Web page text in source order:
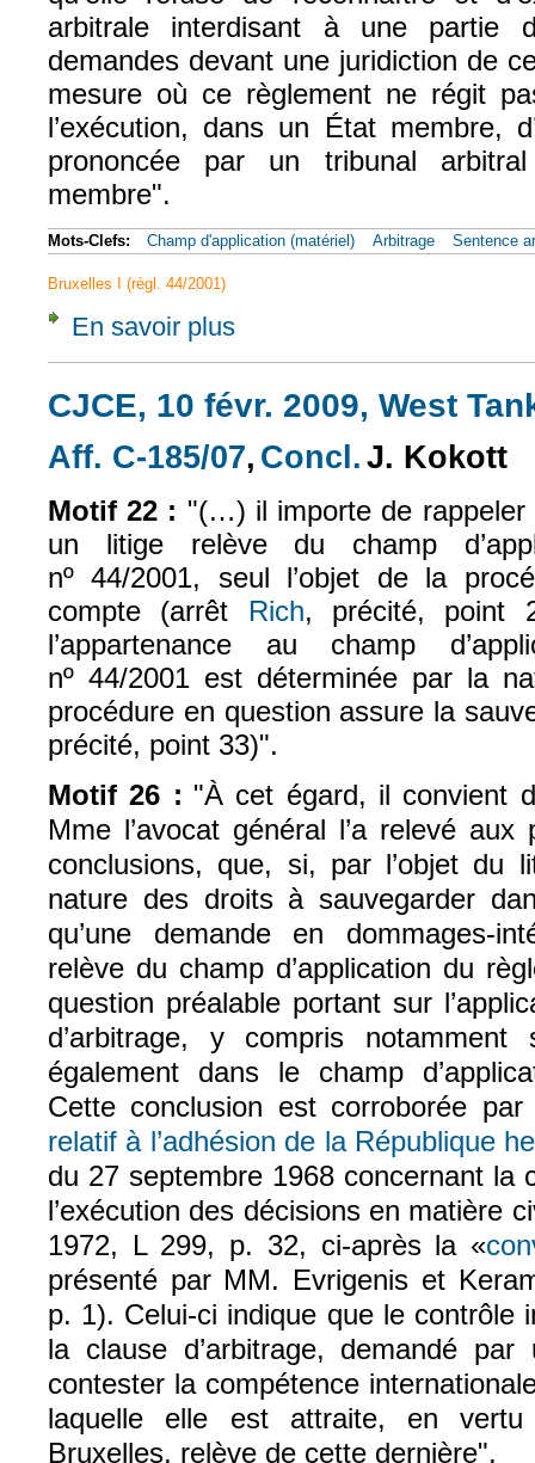
arbitrale interdisant à une partie
demandes devant une juridiction de
mesure où ce règlement ne régit
l’exécution, dans un État membre,
prononcée par un tribunal
membre".
Mots-Clefs: Champ d'application (matériel) Arbitrage Sentence
Bruxelles I (règl. 44/2001)
En savoir plus
CJCE, 10 févr. 2009, West
Aff. C-185/07 (le lien est externe)
, Concl. (le lien est externe)
J. Kokott
Motif 22 : "(…) il importe de rappeler
un litige relève du champ
nº 44/2001, seul l’objet de la
compte (arrêt Rich, précité, point
l’appartenance au champ
nº 44/2001 est déterminée par la
procédure en question assure la
précité, point 33)".
Motif 26 : "À cet égard, il convient
Mme l’avocat général l’a relevé
conclusions, que, si, par l’objet du
nature des droits à sauvegarder
qu’une demande en
relève du champ d’application du
question préalable portant sur
d’arbitrage, y compris
également dans le champ
Cette conclusion est corroborée
relatif à l’adhésion de la République
du 27 septembre 1968 concernant la
l’exécution des décisions en matière
1972, L 299, p. 32, ci-après la «
présenté par MM. Evrigenis et
p. 1). Celui-ci indique que le contrôle
la clause d’arbitrage, demandé
contester la compétence
laquelle elle est attraite, en
Bruxelles, relève de cette dernière".